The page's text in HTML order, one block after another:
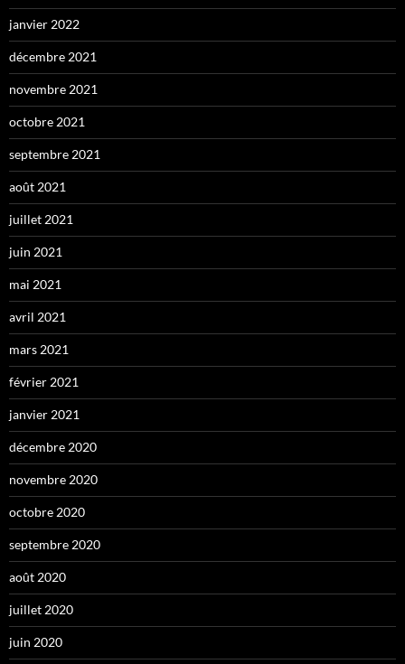
janvier 2022
décembre 2021
novembre 2021
octobre 2021
septembre 2021
août 2021
juillet 2021
juin 2021
mai 2021
avril 2021
mars 2021
février 2021
janvier 2021
décembre 2020
novembre 2020
octobre 2020
septembre 2020
août 2020
juillet 2020
juin 2020